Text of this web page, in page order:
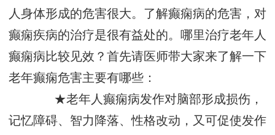
人身体形成的危害很大。了解癫痫病的危害，对
癫痫疾病的治疗是很有益处的。哪里治疗老年人
癫痫病比较见效？首先请医师带大家来了解一下
老年癫痫危害主要有哪些：
★老年人癫痫病发作对脑部形成损伤，
记忆障碍、智力降落、性格改动，又可促使发作